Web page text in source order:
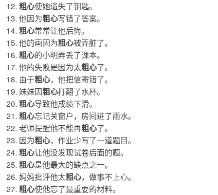
粗心使她遗失了钥匙。
他因为粗心写错了答案。
粗心常常让他后悔。
他的画因为粗心被弄脏了。
粗心的小明弄丢了课本。
他的失败是因为太粗心了。
由于粗心，他把信寄错了。
妹妹因粗心打翻了水杯。
粗心导致他成绩下滑。
粗心忘记关窗户，房间进了雨水。
老师提醒他不能再粗心了。
因为粗心，作业少写了一道题目。
粗心让他没发现试卷后面的题。
粗心是他最大的缺点之一。
妈妈批评他太粗心，做事不上心。
粗心使他忘了最重要的材料。